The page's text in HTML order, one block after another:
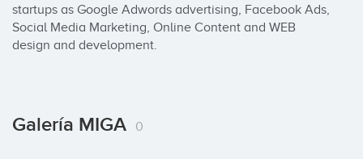
startups as Google Adwords advertising, Facebook Ads,
Social Media Marketing, Online Content and WEB
design and development.
Galería MIGA 0